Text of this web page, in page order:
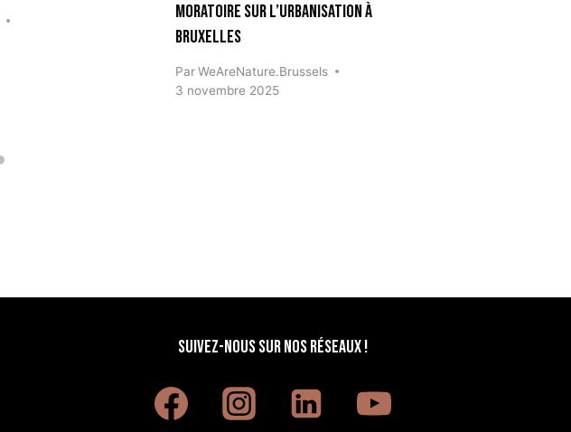
moratoire sur l’urbanisation à
Bruxelles
Par WeAreNature.Brussels
3 novembre 2025
SUIVEZ-NOUS SUR NOS RÉSEAUX !